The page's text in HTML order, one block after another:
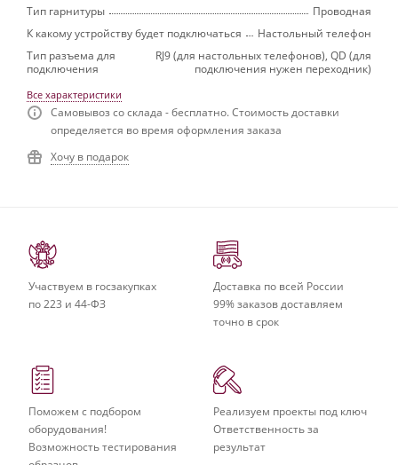
Тип гарнитуры
Проводная
К какому устройству будет подключаться
Настольный телефон
Тип разъема для
подключения
RJ9 (для настольных телефонов), QD (для
подключения нужен переходник)
Все характеристики
Самовывоз со склада - бесплатно. Стоимость доставки
определяется во время оформления заказа
Хочу в подарок
Участвуем в госзакупках
по 223 и 44-ФЗ
Доставка по всей России
99% заказов доставляем
точно в срок
Поможем с подбором
оборудования!
Возможность тестирования
Реализуем проекты под ключ
Ответственность за
результат